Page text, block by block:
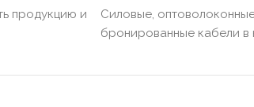
продукцию и
Силовые,
бронированные кабели в